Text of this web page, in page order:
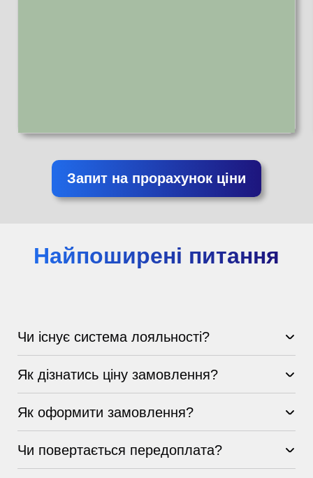
Запит на прорахунок ціни
Найпоширені питання
Чи існує система лояльності?
Як дізнатись ціну замовлення?
Як оформити замовлення?
Чи повертається передоплата?